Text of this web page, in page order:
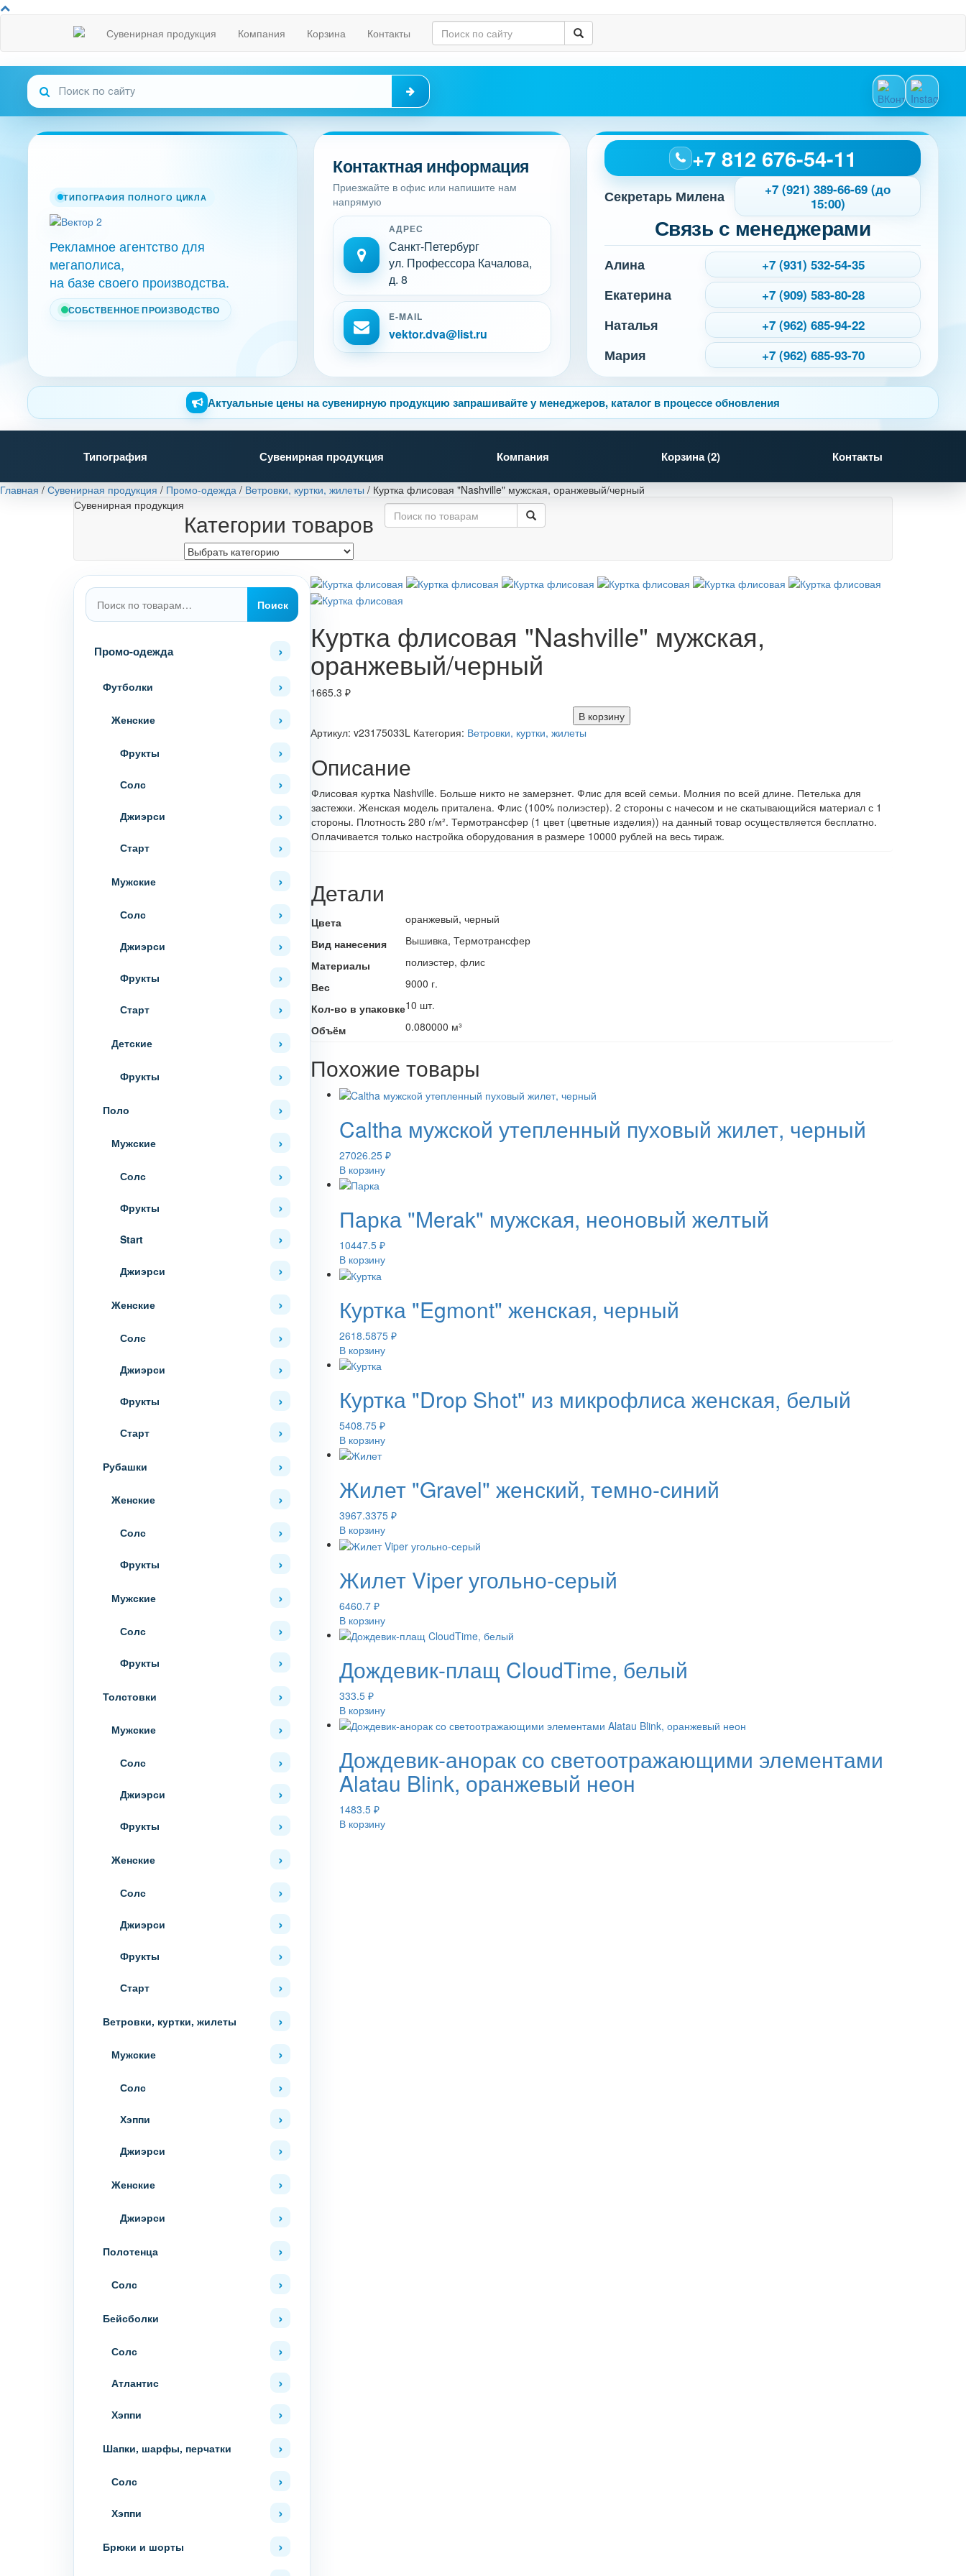
Сувенирная продукция Компания Корзина Контакты
ТИПОГРАФИЯ ПОЛНОГО ЦИКЛА
Рекламное агентство для
мегаполиса,
на базе своего производства.
СОБСТВЕННОЕ ПРОИЗВОДСТВО
Контактная информация
Приезжайте в офис или напишите нам
напрямую
АДРЕС
Санкт-Петербург
ул. Профессора Качалова,
д. 8
E-MAIL
vektor.dva@list.ru
+7 812 676-54-11
Секретарь Милена
+7 (921) 389-66-69 (до
15:00)
Связь с менеджерами
Алина +7 (931) 532-54-35
Екатерина +7 (909) 583-80-28
Наталья +7 (962) 685-94-22
Мария +7 (962) 685-93-70
Актуальные цены на сувенирную продукцию запрашивайте у менеджеров, каталог в процессе обновления
Типография Сувенирная продукция Компания Корзина (2) Контакты
Главная / Сувенирная продукция / Промо-одежда / Ветровки, куртки, жилеты / Куртка флисовая "Nashville" мужская, оранжевый/черный
Сувенирная продукция
Категории товаров
Искать:
Поиск
Промо-одежда
Футболки
Женские
Фрукты
Солс
Джиэрси
Старт
Мужские
Солс
Джиэрси
Фрукты
Старт
Детские
Фрукты
Поло
Мужские
Солс
Фрукты
Start
Джиэрси
Женские
Солс
Джиэрси
Фрукты
Старт
Рубашки
Женские
Солс
Фрукты
Мужские
Солс
Фрукты
Толстовки
Мужские
Солс
Джиэрси
Фрукты
Женские
Солс
Джиэрси
Фрукты
Старт
Ветровки, куртки, жилеты
Мужские
Солс
Хэппи
Джиэрси
Женские
Джиэрси
Полотенца
Солс
Бейсболки
Солс
Атлантис
Хэппи
Шапки, шарфы, перчатки
Солс
Хэппи
Брюки и шорты
Куртка флисовая "Nashville" мужская,
оранжевый/черный
1665.3 ₽
В корзину
Артикул: v23175033L Категория: Ветровки, куртки, жилеты
Описание
Флисовая куртка Nashville. Больше никто не замерзнет. Флис для всей семьи. Молния по всей длине. Петелька для
застежки. Женская модель приталена. Флис (100% полиэстер). 2 стороны с начесом и не скатывающийся материал с 1
стороны. Плотность 280 г/м². Термотрансфер (1 цвет (цветные изделия)) на данный товар осуществляется бесплатно.
Оплачивается только настройка оборудования в размере 10000 рублей на весь тираж.
Детали
Цвета
оранжевый, черный
Вид нанесения
Вышивка, Термотрансфер
Материалы
полиэстер, флис
Вес
9000 г.
Кол-во в упаковке10 шт.
Объём
0.080000 м³
Похожие товары
Caltha мужской утепленный пуховый жилет, черный
27026.25 ₽
В корзину
Парка "Merak" мужская, неоновый желтый
10447.5 ₽
В корзину
Куртка "Egmont" женская, черный
2618.5875 ₽
В корзину
Куртка "Drop Shot" из микрофлиса женская, белый
5408.75 ₽
В корзину
Жилет "Gravel" женский, темно-синий
3967.3375 ₽
В корзину
Жилет Viper угольно-серый
6460.7 ₽
В корзину
Дождевик-плащ CloudTime, белый
333.5 ₽
В корзину
Дождевик-анорак со светоотражающими элементами
Alatau Blink, оранжевый неон
1483.5 ₽
В корзину